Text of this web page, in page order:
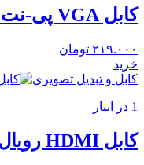
کابل VGA پی-نت ۱/۵متری۳-۶
۲۱۹.۰۰۰ تومان
خرید
کابل و تبدیل تصویری
1 در انبار
کابل HDMI رویال مدل کنفی ۳ متر